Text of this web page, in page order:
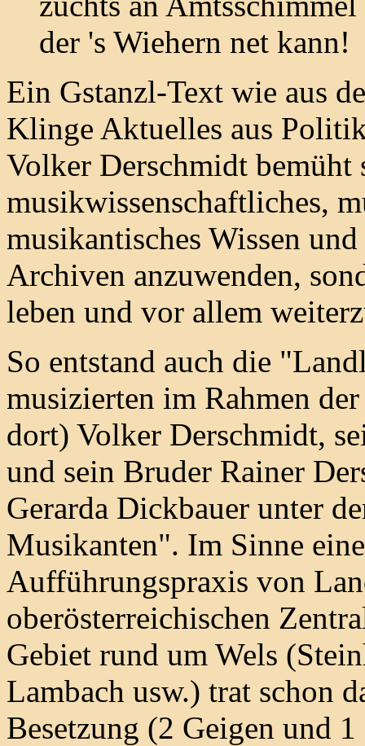
der 's Wiehern net kann!
Ein Gstanzl-Text wie aus
Klinge Aktuelles aus
Volker Derschmidt bemüht
musikwissenschaftliches,
musikantisches Wissen
Archiven anzuwenden,
leben und vor allem
So entstand auch die
musizierten im Rahmen
dort) Volker Derschmidt,
und sein Bruder Rainer
Gerarda Dickbauer unter
Musikanten". Im Sinne
Aufführungspraxis von
oberösterreichischen
Gebiet rund um Wels
Lambach usw.) trat schon
Besetzung (2 Geigen und